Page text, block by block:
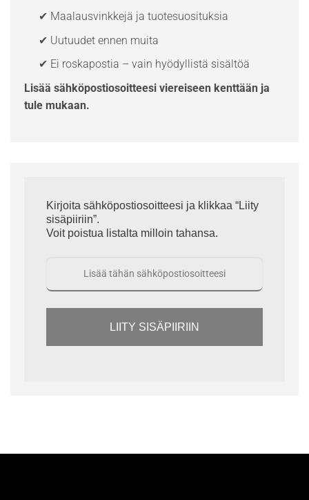
✔ Maalausvinkkejä ja tuotesuosituksia
✔ Uutuudet ennen muita
✔ Ei roskapostia – vain hyödyllistä sisältöä
Lisää sähköpostiosoitteesi viereiseen kenttään ja
tule mukaan.
Kirjoita sähköpostiosoitteesi ja klikkaa “Liity
sisäpiiriin”.
Voit poistua listalta milloin tahansa.
LIITY SISÄPIIRIIN